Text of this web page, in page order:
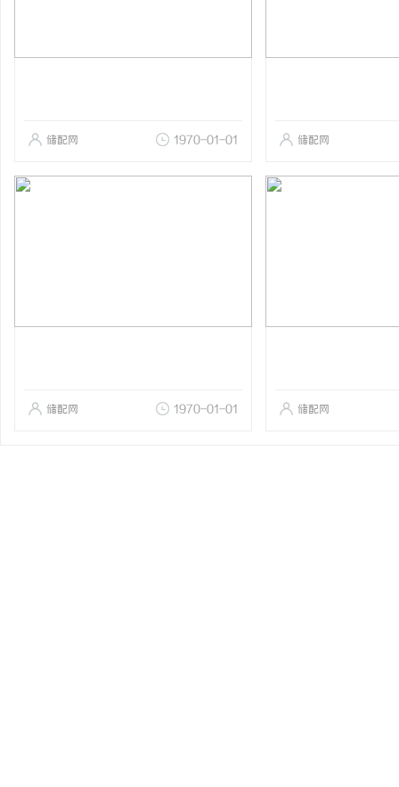
储配网 1970-01-01 储配网
储配网 1970-01-01 储配网